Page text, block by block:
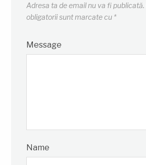
Adresa ta de email nu va fi publicată.
obligatorii sunt marcate cu *
Message
Name